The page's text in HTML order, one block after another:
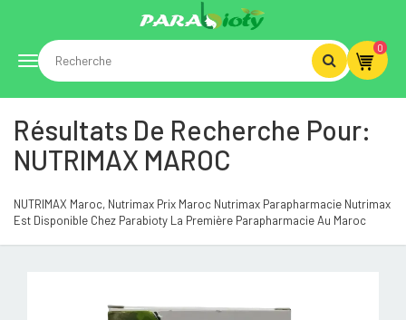
Toggle
navigation
0
Résultats De Recherche Pour:
NUTRIMAX MAROC
NUTRIMAX Maroc, Nutrimax Prix Maroc Nutrimax Parapharmacie Nutrimax
Est Disponible Chez Parabioty La Première Parapharmacie Au Maroc